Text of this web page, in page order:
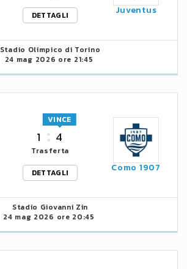
DETTAGLI
Juventus
Stadio Olimpico di Torino
24 mag 2026 ore 21:45
1 4
VINCE
Trasferta
DETTAGLI
Como 1907
Stadio Giovanni Zin
24 mag 2026 ore 20:45